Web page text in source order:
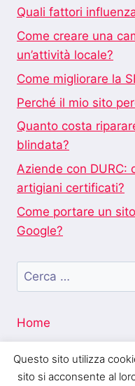
Quali fattori
Come creare una
un’attività locale?
Come migliorare la
Perché il mio sito
Quanto costa
blindata?
Aziende con DURC:
artigiani certificati?
Come portare un
Google?
Ricerca
per:
Home
Questo sito utilizza
sito si acconsente al